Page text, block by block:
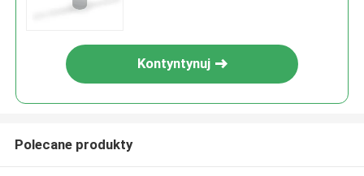
Kontyntynuj
Polecane produkty